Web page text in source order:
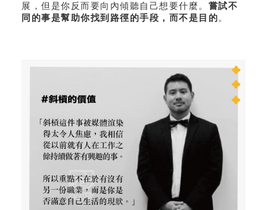
展，但是你反而要向內傾聽自己想要什麼。 嘗試不
同的事是幫助你找到路徑的手段，而不是目的。